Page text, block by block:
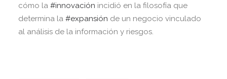
cómo la #innovación incidió en la filosofía que
determina la #expansión de un negocio vinculado
al análisis de la información y riesgos.